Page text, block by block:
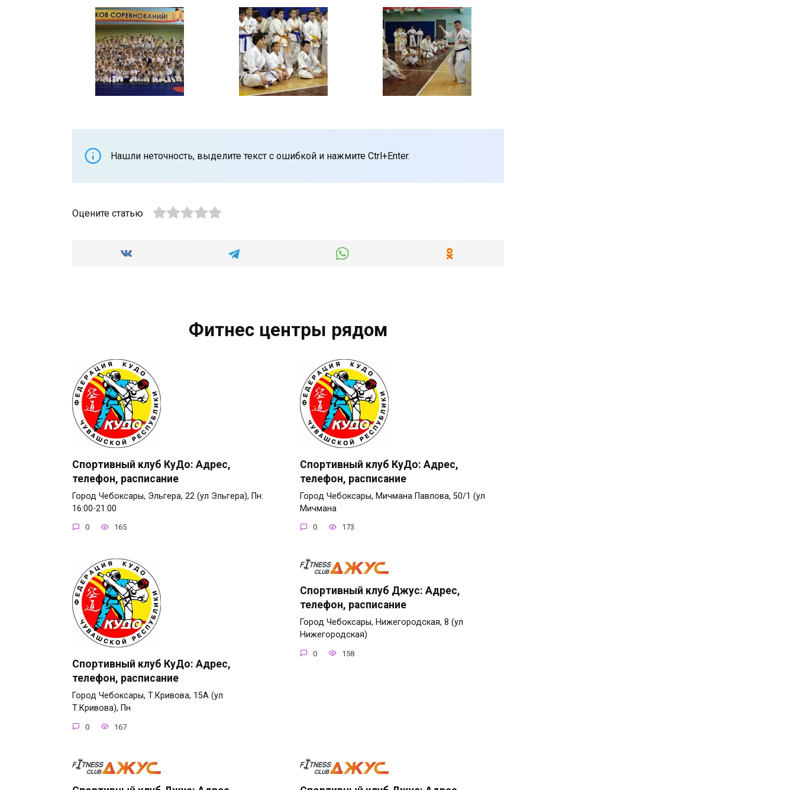
Нашли неточность, выделите текст с ошибкой и нажмите Ctrl+Enter.
Оцените статью
Фитнес центры рядом
Спортивный клуб КуДо: Адрес,
телефон, расписание
Город Чебоксары, Эльгера, 22 (ул Эльгера), Пн:
16:00-21:00
0 165
Спортивный клуб КуДо: Адрес,
телефон, расписание
Город Чебоксары, Мичмана Павлова, 50/1 (ул
Мичмана
0 173
Спортивный клуб КуДо: Адрес,
телефон, расписание
Город Чебоксары, Т.Кривова, 15А (ул
Т.Кривова), Пн
0 167
Спортивный клуб Джус: Адрес,
телефон, расписание
Город Чебоксары, Нижегородская, 8 (ул
Нижегородская)
0 158